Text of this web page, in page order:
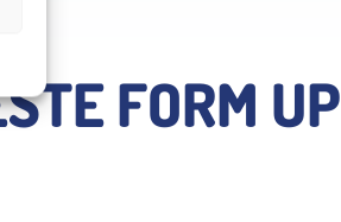
FORM UP